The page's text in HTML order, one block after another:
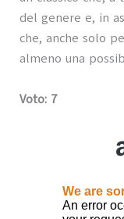
del genere e, in
che, anche solo
almeno una
Voto: 7